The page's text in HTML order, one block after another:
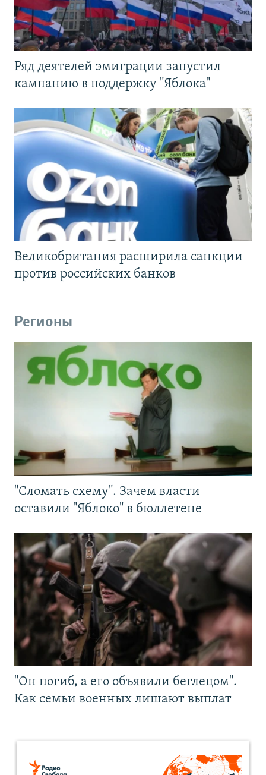
Ряд деятелей эмиграции запустил
кампанию в поддержку "Яблока"
Великобритания расширила санкции
против российских банков
Регионы
"Сломать схему". Зачем власти
оставили "Яблоко" в бюллетене
"Он погиб, а его объявили беглецом".
Как семьи военных лишают выплат